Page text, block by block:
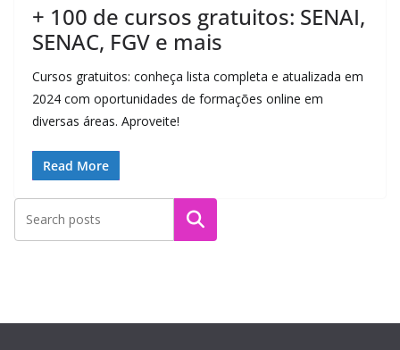
+ 100 de cursos gratuitos: SENAI,
SENAC, FGV e mais
Cursos gratuitos: conheça lista completa e atualizada em
2024 com oportunidades de formações online em
diversas áreas. Aproveite!
Read More
Pesquisar